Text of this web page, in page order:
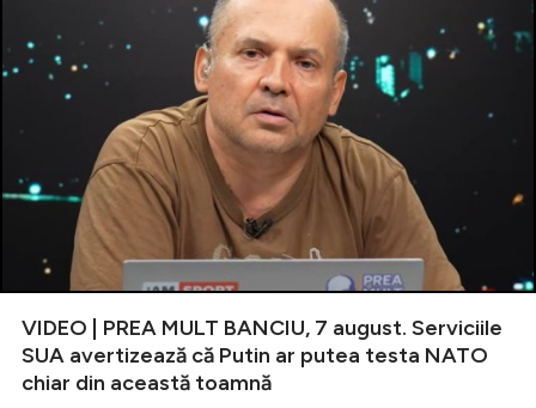
VIDEO | PREA MULT BANCIU, 7 august. Serviciile
SUA avertizează că Putin ar putea testa NATO
chiar din această toamnă